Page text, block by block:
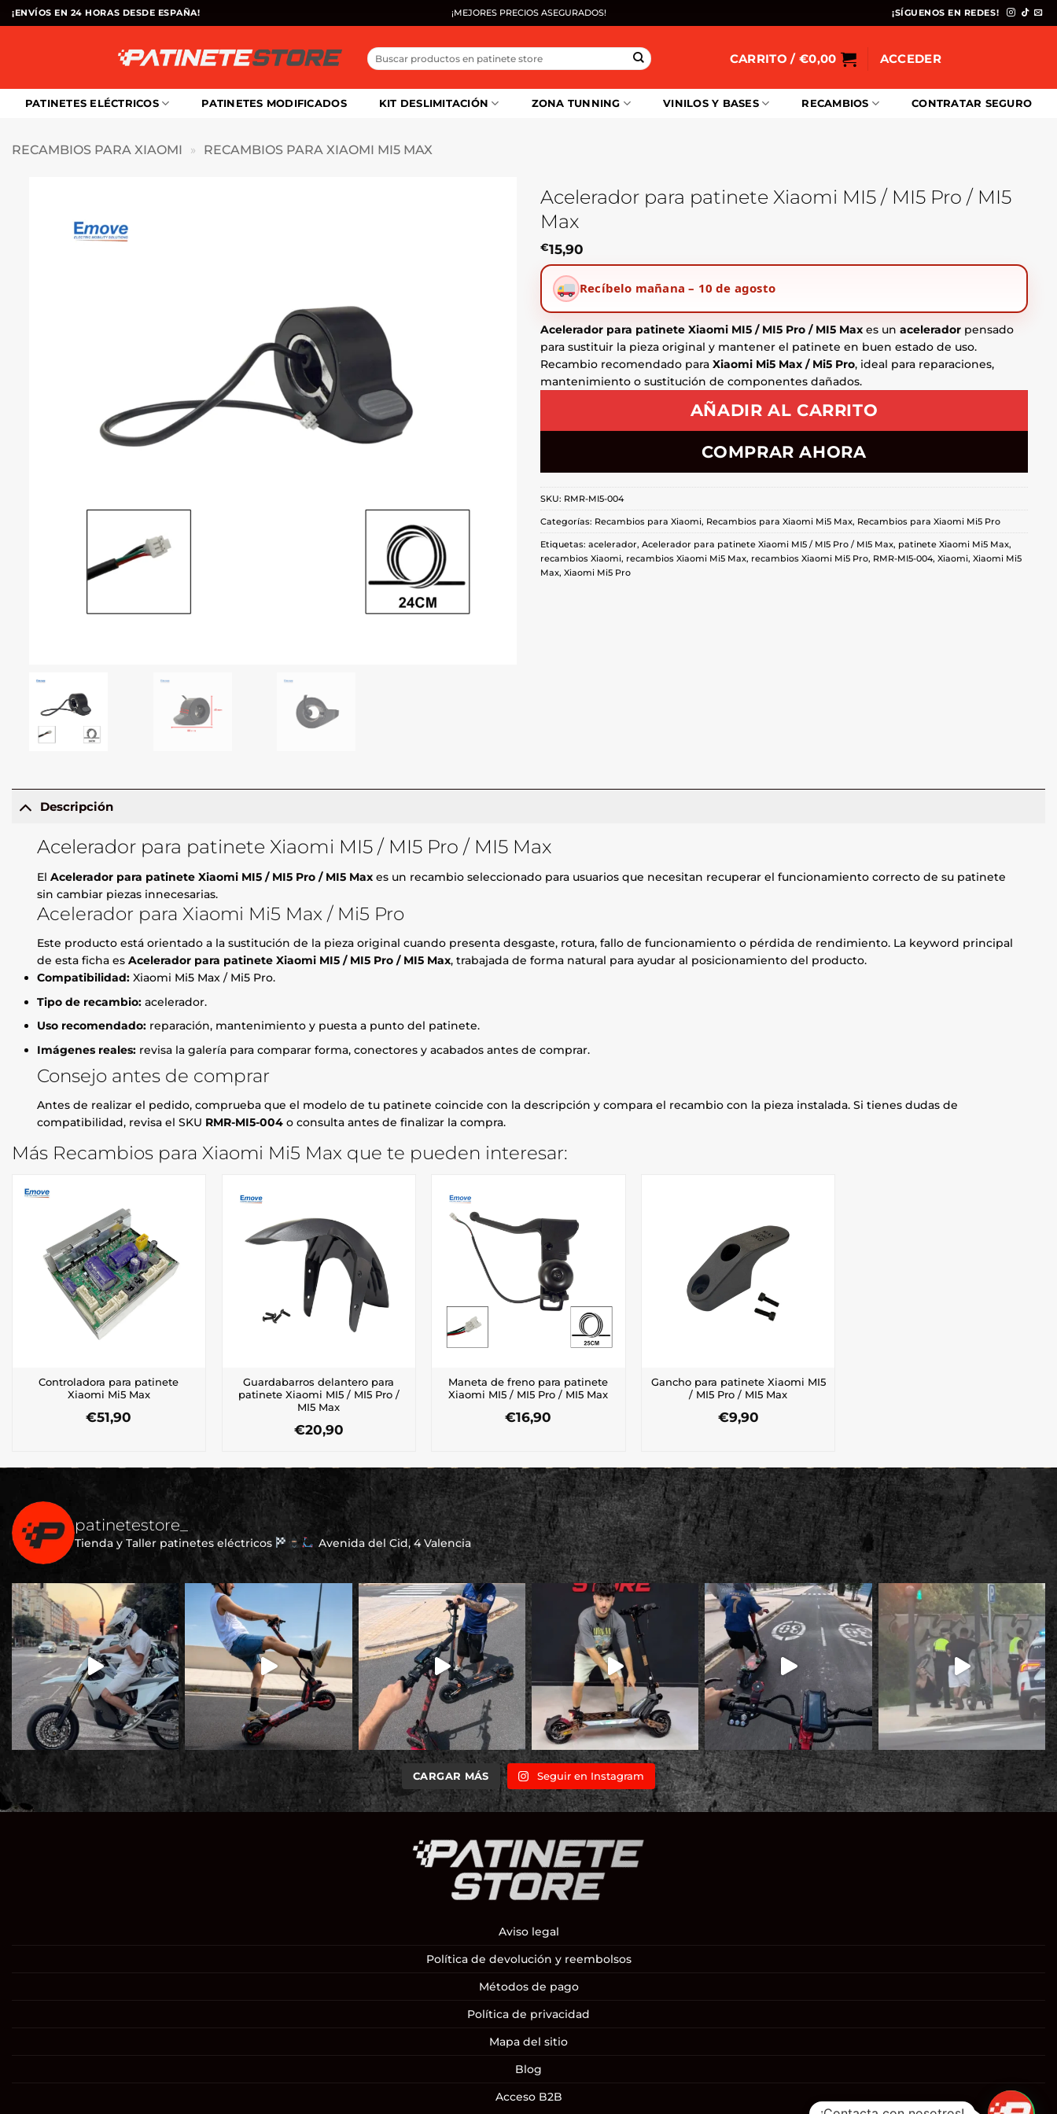
Saltar
al
¡ENVÍOS EN 24 HORAS DESDE ESPAÑA! ¡MEJORES PRECIOS ASEGURADOS! ¡SÍGUENOS EN REDES!
Buscar
por:
CARRITO / €0,00 ACCEDER
PATINETES ELÉCTRICOS PATINETES MODIFICADOS KIT DESLIMITACIÓN ZONA TUNNING VINILOS Y BASES RECAMBIOS CONTRATAR SEGURO
RECAMBIOS PARA XIAOMI » RECAMBIOS PARA XIAOMI MI5 MAX
Acelerador para patinete Xiaomi MI5 / MI5 Pro / MI5
Max
€15,90
Recíbelo mañana – 10 de agosto
Acelerador para patinete Xiaomi MI5 / MI5 Pro / MI5 Max es un acelerador pensado
para sustituir la pieza original y mantener el patinete en buen estado de uso.
Recambio recomendado para Xiaomi Mi5 Max / Mi5 Pro, ideal para reparaciones,
mantenimiento o sustitución de componentes dañados.
AÑADIR AL CARRITO
COMPRAR AHORA
SKU: RMR-MI5-004
Categorías: Recambios para Xiaomi, Recambios para Xiaomi Mi5 Max, Recambios para Xiaomi Mi5 Pro
Etiquetas: acelerador, Acelerador para patinete Xiaomi MI5 / MI5 Pro / MI5 Max, patinete Xiaomi Mi5 Max,
recambios Xiaomi, recambios Xiaomi Mi5 Max, recambios Xiaomi Mi5 Pro, RMR-MI5-004, Xiaomi, Xiaomi Mi5
Max, Xiaomi Mi5 Pro
Descripción
Acelerador para patinete Xiaomi MI5 / MI5 Pro / MI5 Max
ElAcelerador para patinete Xiaomi MI5 / MI5 Pro / MI5 Max es un recambio seleccionado para usuarios que necesitan recuperar el funcionamiento correcto de su patinete
sin cambiar piezas innecesarias.
Acelerador para Xiaomi Mi5 Max / Mi5 Pro
Este producto está orientado a la sustitución de la pieza original cuando presenta desgaste, rotura, fallo de funcionamiento o pérdida de rendimiento. La keyword principal
de esta ficha esAcelerador para patinete Xiaomi MI5 / MI5 Pro / MI5 Max, trabajada de forma natural para ayudar al posicionamiento del producto.
Compatibilidad: Xiaomi Mi5 Max / Mi5 Pro.
Tipo de recambio: acelerador.
Uso recomendado: reparación, mantenimiento y puesta a punto del patinete.
Imágenes reales: revisa la galería para comparar forma, conectores y acabados antes de comprar.
Consejo antes de comprar
Antes de realizar el pedido, comprueba que el modelo de tu patinete coincide con la descripción y compara el recambio con la pieza instalada. Si tienes dudas de
compatibilidad, revisa el SKU RMR-MI5-004 o consulta antes de finalizar la compra.
Más Recambios para Xiaomi Mi5 Max que te pueden interesar:
Controladora para patinete
Xiaomi Mi5 Max
€51,90
Guardabarros delantero para
patinete Xiaomi MI5 / MI5 Pro /
MI5 Max
€20,90
Maneta de freno para patinete
Xiaomi MI5 / MI5 Pro / MI5 Max
€16,90
Gancho para patinete Xiaomi MI5
/ MI5 Pro / MI5 Max
€9,90
patinetestore_
Tienda y Taller patinetes eléctricos Avenida del Cid, 4 Valencia
CARGAR MÁS Seguir en Instagram
Aviso legal
Política de devolución y reembolsos
Métodos de pago
Política de privacidad
Mapa del sitio
Blog
Acceso B2B